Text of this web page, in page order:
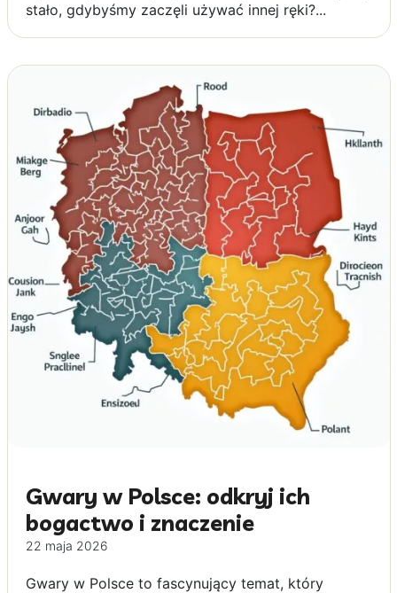
stało, gdybyśmy zaczęli używać innej ręki?...
Gwary w Polsce: odkryj ich
bogactwo i znaczenie
22 maja 2026
Gwary w Polsce to fascynujący temat, który